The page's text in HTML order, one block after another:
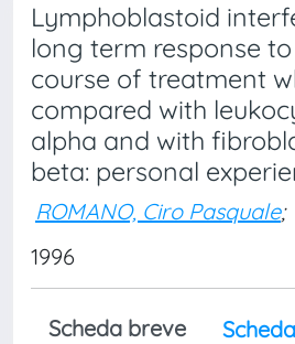
Lymphoblastoid
long term response
course of treatment
compared with
alpha and with
beta: personal
ROMANO, Ciro Pasquale;
1996
Scheda breve